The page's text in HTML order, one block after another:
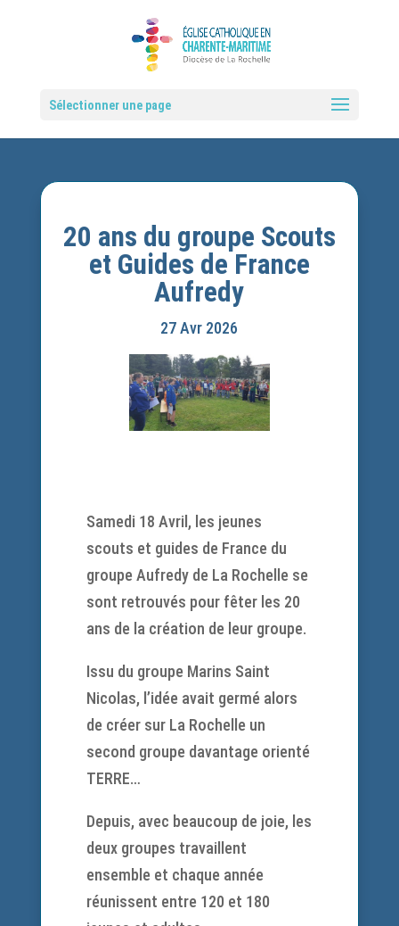
Sélectionner une page
20 ans du groupe Scouts
et Guides de France
Aufredy
27 Avr 2026
Samedi 18 Avril, les jeunes
scouts et guides de France du
groupe Aufredy de La Rochelle se
sont retrouvés pour fêter les 20
ans de la création de leur groupe.
Issu du groupe Marins Saint
Nicolas, l’idée avait germé alors
de créer sur La Rochelle un
second groupe davantage orienté
TERRE…
Depuis, avec beaucoup de joie, les
deux groupes travaillent
ensemble et chaque année
réunissent entre 120 et 180